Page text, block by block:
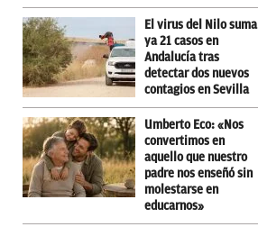
El virus del Nilo suma
ya 21 casos en
Andalucía tras
detectar dos nuevos
contagios en Sevilla
Umberto Eco: «Nos
convertimos en
aquello que nuestro
padre nos enseñó sin
molestarse en
educarnos»